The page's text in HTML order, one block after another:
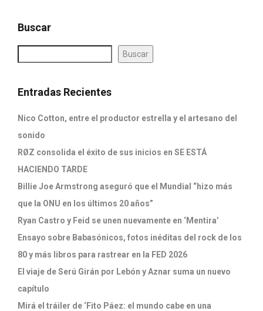
Buscar
Buscar
Entradas Recientes
Nico Cotton, entre el productor estrella y el artesano del
sonido
RØZ consolida el éxito de sus inicios en SE ESTÁ
HACIENDO TARDE
Billie Joe Armstrong aseguró que el Mundial “hizo más
que la ONU en los últimos 20 años”
Ryan Castro y Feid se unen nuevamente en ‘Mentira’
Ensayo sobre Babasónicos, fotos inéditas del rock de los
80 y más libros para rastrear en la FED 2026
El viaje de Serú Girán por Lebón y Aznar suma un nuevo
capítulo
Mirá el tráiler de ‘Fito Páez: el mundo cabe en una